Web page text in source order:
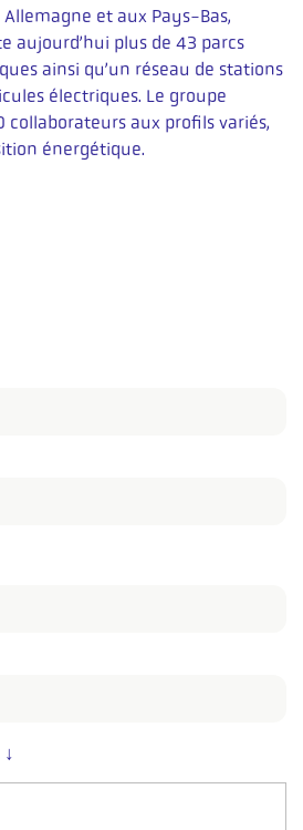
et aux Pays-Bas,
aujourd’hui plus de 43 parcs
ainsi qu’un réseau de stations
électriques. Le groupe
collaborateurs aux profils variés,
énergétique.